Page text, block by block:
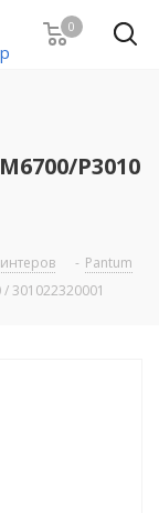
0
P3010
- Pantum
301022320001